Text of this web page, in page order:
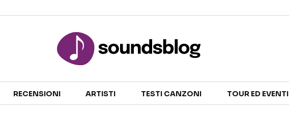
RECENSIONI ARTISTI TESTI CANZONI TOUR ED EVENTI